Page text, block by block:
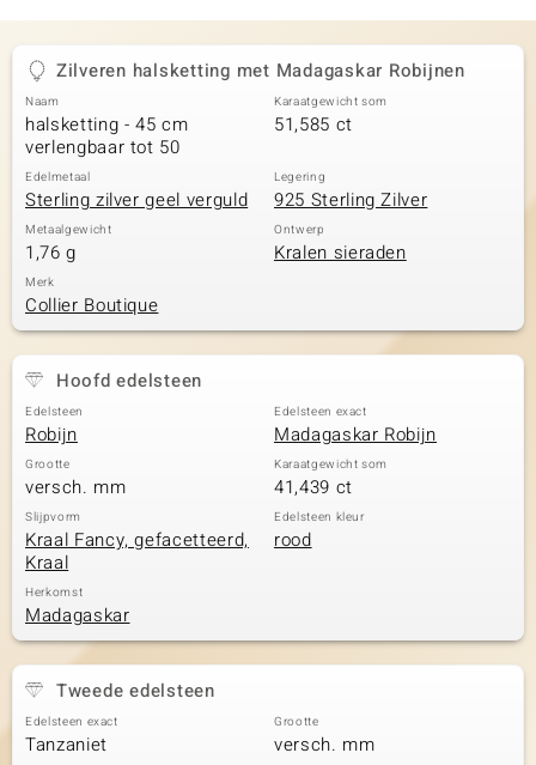
Zilveren halsketting met Madagaskar Robijnen
Naam
halsketting - 45 cm
verlengbaar tot 50
Karaatgewicht som
51,585 ct
Edelmetaal
Sterling zilver geel verguld
Legering
925 Sterling Zilver
Metaalgewicht
1,76 g
Ontwerp
Kralen sieraden
Merk
Collier Boutique
Hoofd edelsteen
Edelsteen
Robijn
Edelsteen exact
Madagaskar Robijn
Grootte
versch. mm
Karaatgewicht som
41,439 ct
Slijpvorm
Kraal Fancy, gefacetteerd,
Kraal
Edelsteen kleur
rood
Herkomst
Madagaskar
Tweede edelsteen
Edelsteen exact
Tanzaniet
Grootte
versch. mm